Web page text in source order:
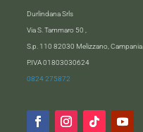
Durlindana Srls
Via S. Tammaro 50 ,
S.p. 110 82030 Melizzano, Campania.
P.IVA 01803030624
0824 275872